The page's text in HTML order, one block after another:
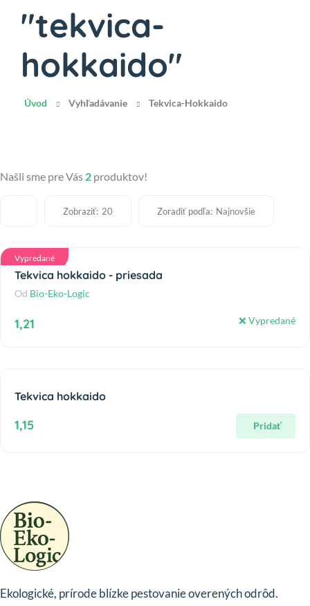
"tekvica-
hokkaido"
Úvod Vyhľadávanie Tekvica-Hokkaido
Našli sme pre Vás 2 produktov!
Zobraziť: 20 Zoradiť podľa: Najnovšie
Vypredané
Tekvica hokkaido - priesada
Od Bio-Eko-Logic
1,21 ❌ Vypredané
Tekvica hokkaido
1,15 Pridať
Ekologické, prírode blízke pestovanie overených odrôd.